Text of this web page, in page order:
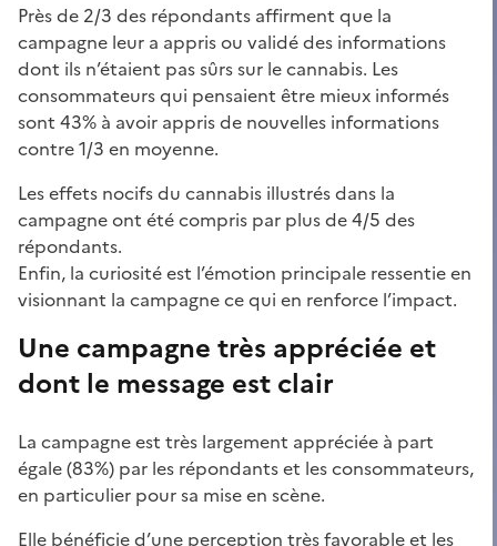
Près de 2/3 des répondants affirment que la
campagne leur a appris ou validé des informations
dont ils n’étaient pas sûrs sur le cannabis. Les
consommateurs qui pensaient être mieux informés
sont 43% à avoir appris de nouvelles informations
contre 1/3 en moyenne.
Les effets nocifs du cannabis illustrés dans la
campagne ont été compris par plus de 4/5 des
répondants.
Enfin, la curiosité est l’émotion principale ressentie en
visionnant la campagne ce qui en renforce l’impact.
Une campagne très appréciée et
dont le message est clair
La campagne est très largement appréciée à part
égale (83%) par les répondants et les consommateurs,
en particulier pour sa mise en scène.
Elle bénéficie d’une perception très favorable et les